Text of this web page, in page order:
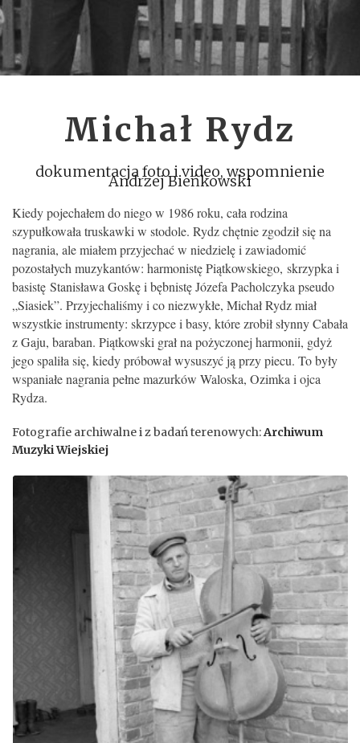
Michał Rydz
dokumentacja foto i video, wspomnienie
Andrzej Bieńkowski
Kiedy pojechałem do niego w 1986 roku, cała rodzina
szypułkowała truskawki w stodole. Rydz chętnie zgodził się na
nagrania, ale miałem przyjechać w niedzielę i zawiadomić
pozostałych muzykantów: harmonistę Piątkowskiego, skrzypka i
basistę Stanisława Goskę i bębnistę Józefa Pacholczyka pseudo
„Siasiek”. Przyjechaliśmy i co niezwykłe, Michał Rydz miał
wszystkie instrumenty: skrzypce i basy, które zrobił słynny Cabała
z Gaju, baraban. Piątkowski grał na pożyczonej harmonii, gdyż
jego spaliła się, kiedy próbował wysuszyć ją przy piecu. To były
wspaniałe nagrania pełne mazurków Waloska, Ozimka i ojca
Rydza.
Fotografie archiwalne i z badań terenowych:Archiwum
Muzyki Wiejskiej